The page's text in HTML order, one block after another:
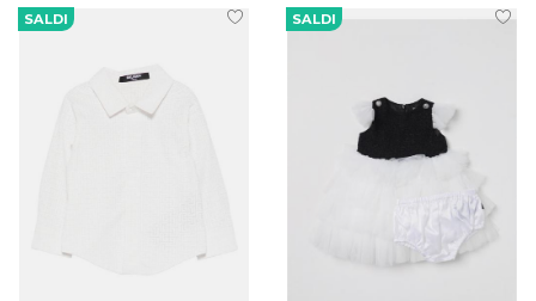
SALDI SALDI